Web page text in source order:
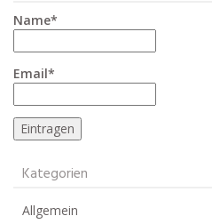
Name*
Email*
Kategorien
Allgemein